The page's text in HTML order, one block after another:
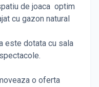
de joaca optim
cu gazon natural
este dotata cu sala
o oferta